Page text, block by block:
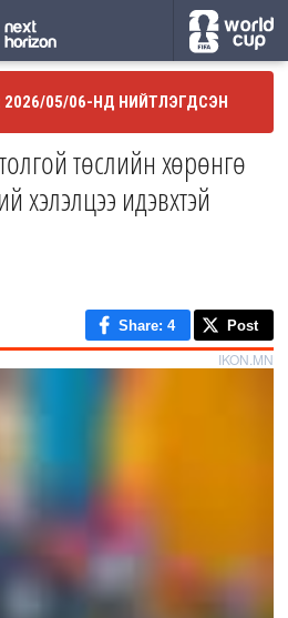
05/06-НД НИЙТЛЭГДСЭН
төслийн хөрөнгө
хэлэлцээ идэвхтэй
Share: 4 Post
IKON.MN